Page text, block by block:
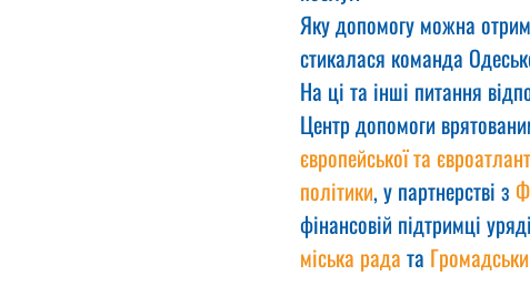
Яку допомогу можна
стикалася команда
На ці та інші питання
Центр допомоги
європейської та
політики, у партнерстві з
фінансовій підтримці
міська рада та